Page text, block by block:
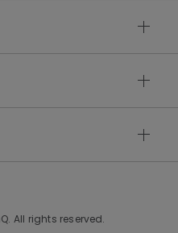
All rights reserved.